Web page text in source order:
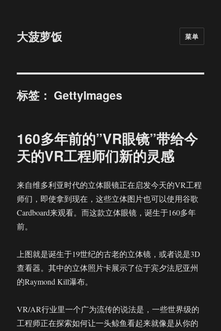
大菠萝饭 菜单
标签： GettyImages
160多年前的”VR眼镜”带给今
天的VR工程师们新的灵感
来自维多利亚时代的立体眼镜正在启发今天的VR工程
师们，即使拿到现在，这些立体图片也可以使用谷歌
Cardboard来观看。而这款立体眼镜，诞生于160多年
前。
上图就是诞生于19世纪的古老的立体镜，或者说是3D
查看器。其中的立体照片卡展示了位于宾夕法尼亚州
的Raymond Kill瀑布。
VR/AR行业里一个广为流传的说法是，一些世界级的
工程师正在探索如何让一头鲸鱼看起来就像是从你的